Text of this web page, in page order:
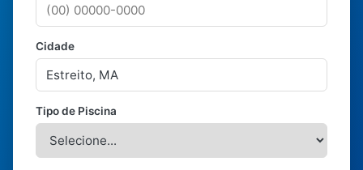
Cidade
Tipo de Piscina